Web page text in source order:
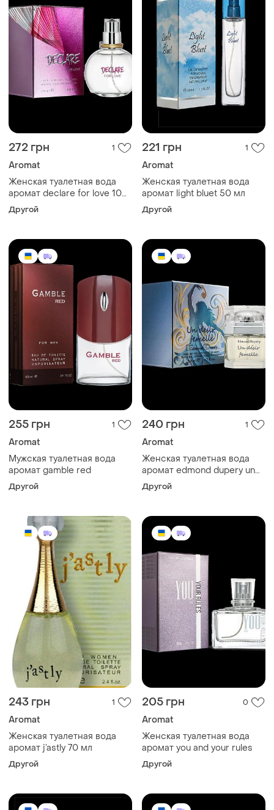
272 грн 1
Aromat
Женская туалетная вода
аромат declare for love 100
мл
Другой
221 грн 1
Aromat
Женская туалетная вода
аромат light bluet 50 мл
Другой
255 грн 1
Aromat
Мужская туалетная вода
аромат gamble red
Другой
240 грн 1
Aromat
Женская туалетная вода
аромат edmond dupery un
désir femelle 50 мл
Другой
243 грн 1
Aromat
Женская туалетная вода
аромат j’astly 70 мл
Другой
205 грн 0
Aromat
Женская туалетная вода
аромат you and your rules
Другой